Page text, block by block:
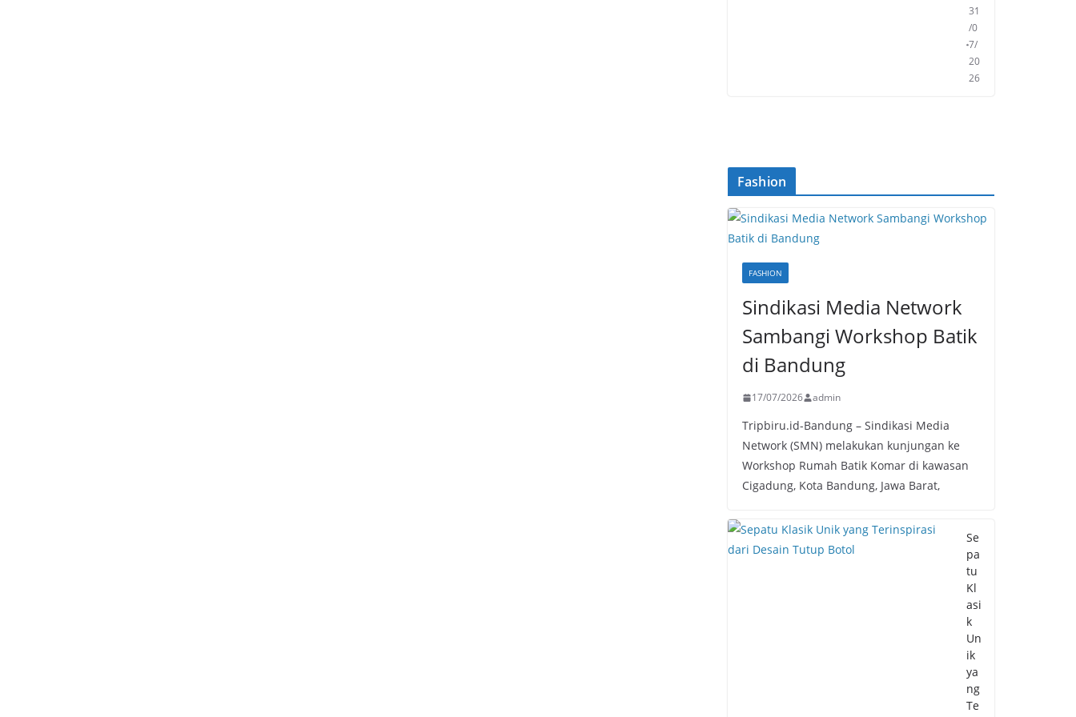
31
/0
7/
20
26
Fashion
FASHION
Sindikasi Media Network
Sambangi Workshop Batik
di Bandung
17/07/2026 admin
Tripbiru.id-Bandung – Sindikasi Media
Network (SMN) melakukan kunjungan ke
Workshop Rumah Batik Komar di kawasan
Cigadung, Kota Bandung, Jawa Barat,
Se
pa
tu
Kl
asi
k
Un
ik
ya
ng
Te